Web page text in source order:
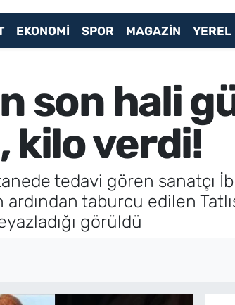
EKONOMİ SPOR MAGAZİN YEREL
son hali
kilo verdi!
tedavi gören sanatçı
taburcu edilen
görüldü